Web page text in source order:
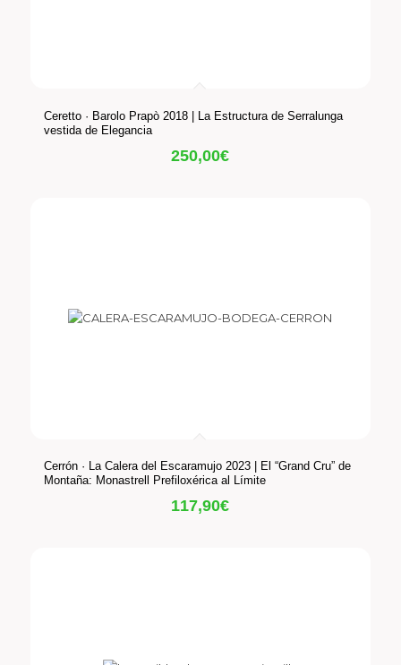
Ceretto · Barolo Prapò 2018 | La Estructura de Serralunga
vestida de Elegancia
250,00€
Cerrón · La Calera del Escaramujo 2023 | El “Grand Cru” de
Montaña: Monastrell Prefiloxérica al Límite
117,90€